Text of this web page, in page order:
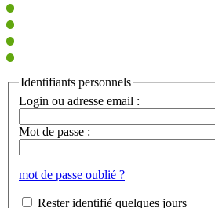
Identifiants personnels
Login ou adresse email :
Mot de passe :
mot de passe oublié ?
Rester identifié quelques jours